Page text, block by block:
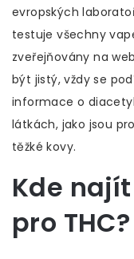
evropských
testuje všechny
zveřejňovány na
být jistý, vždy se
informace o
látkách, jako jsou
těžké kovy.
Kde
pro THC?